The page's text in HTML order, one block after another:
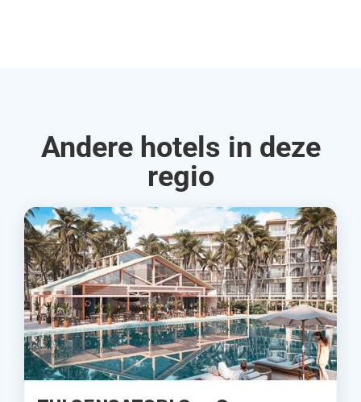
Andere hotels in deze
regio